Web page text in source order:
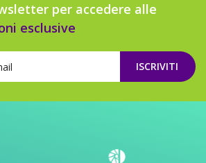
per accedere alle
esclusive
ISCRIVITI